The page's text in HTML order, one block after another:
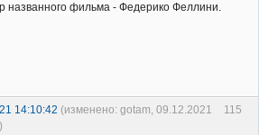
названного фильма - Федерико Феллини.
115
14:10:42 (изменено: gotam, 09.12.2021